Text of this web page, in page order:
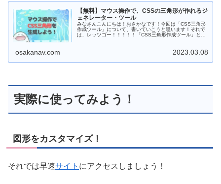
【無料】マウス操作で、CSSの三角形が作れるジ
ェネレーター・ツール
みなさんこんにちは！おさかなです！今回は「CSS三角形
作成ツール」について、書いていこうと思います！それで
は、レッツゴー！！！！！「CSS三角形作成ツール」と
osakanav.com 2023.03.08
実際に使ってみよう！
図形をカスタマイズ！
それでは早速サイト にアクセスしましょう！